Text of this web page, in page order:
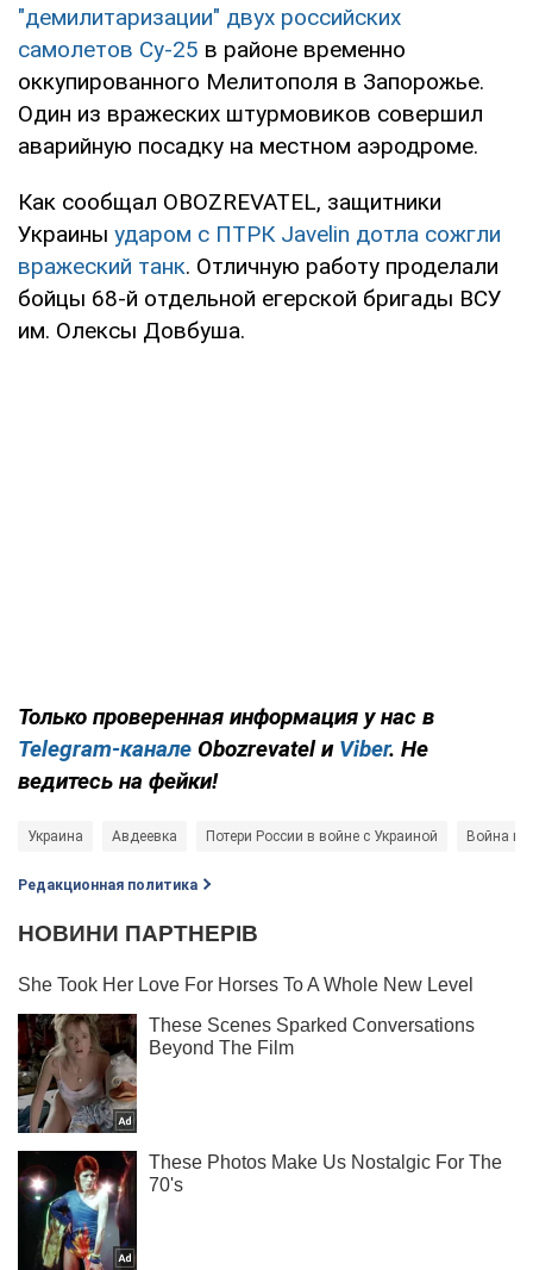
"демилитаризации" двух российских
самолетов Су-25 в районе временно
оккупированного Мелитополя в Запорожье.
Один из вражеских штурмовиков совершил
аварийную посадку на местном аэродроме.
Как сообщал OBOZREVATEL, защитники
Украины ударом с ПТРК Javelin дотла сожгли
вражеский танк. Отличную работу проделали
бойцы 68-й отдельной егерской бригады ВСУ
им. Олексы Довбуша.
Только проверенная информация у нас в
Telegram-канале Obozrevatel и Viber. Не
ведитесь на фейки!
Украина Авдеевка Потери России в войне с Украиной Война в
Редакционная политика